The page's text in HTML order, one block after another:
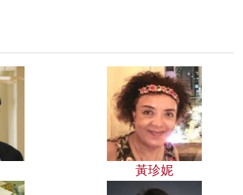
黃珍妮